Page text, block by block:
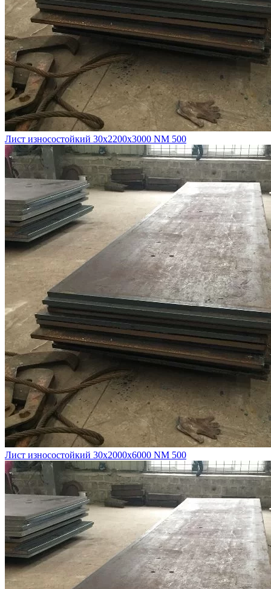
Лист износостойкий 30х2200х3000 NM 500
Лист износостойкий 30х2000х6000 NM 500